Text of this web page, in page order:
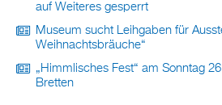
auf Weiteres gesperrt
Museum sucht Leihgaben für
Weihnachtsbräuche“
„Himmlisches Fest“ am Sonntag
Bretten